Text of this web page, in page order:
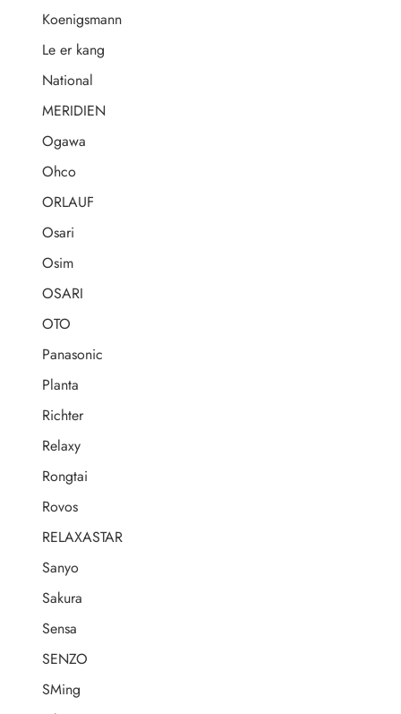
Koenigsmann
Le er kang
National
MERIDIEN
Ogawa
Ohco
ORLAUF
Osari
Osim
OSARI
OTO
Panasonic
Planta
Richter
Relaxy
Rongtai
Rovos
RELAXASTAR
Sanyo
Sakura
Sensa
SENZO
SMing